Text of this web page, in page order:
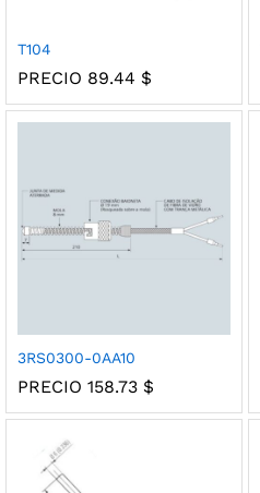
T104
PRECIO 89.44 $
3RS0300-0AA10
PRECIO 158.73 $